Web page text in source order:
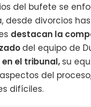
del bufete se
desde divorcios
destacan la
del equipo de
el tribunal, su
del
difíciles.